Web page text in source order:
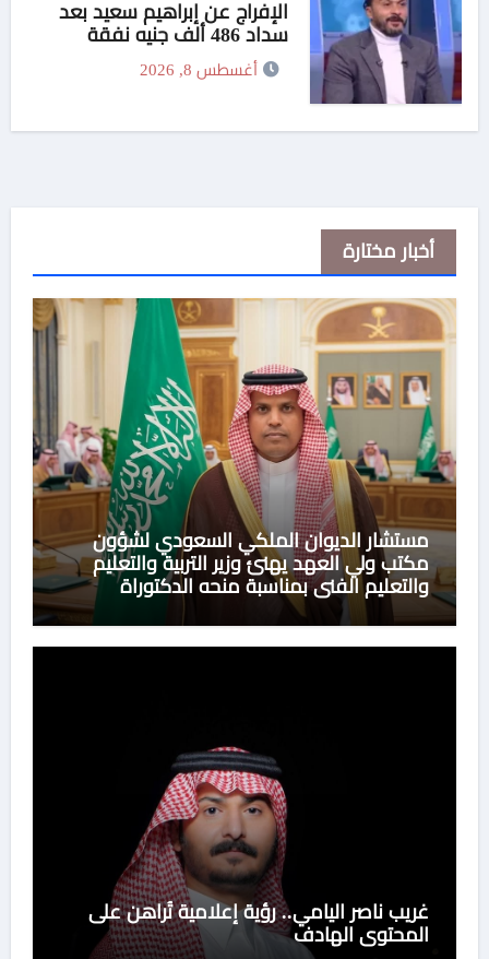
الإفراج عن إبراهيم سعيد بعد
سداد 486 ألف جنيه نفقة
لطليقته
أغسطس 8, 2026
أخبار مختارة
مستشار الديوان الملكي السعودي لشؤون
مكتب ولي العهد يهنئ وزير التربية والتعليم
والتعليم الفني بمناسبة منحه الدكتوراة
الفخرية من جامعة هيروشيما اليابانية
غريب ناصر اليامي.. رؤية إعلامية تُراهن على
المحتوى الهادف